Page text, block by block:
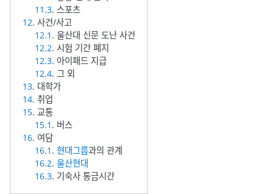
11.3. 스포츠
12. 사건/사고
12.1 . 울산대 신문 도난 사건
12.2. 시험 기간 폐지
12.3. 아이패드 지급
12.4. 그 외
13. 대학가
14. 취업
15. 교통
15.1 . 버스
16. 여담
16.1 .현대그룹과의 관계
16.2.울산현대
16.3. 기숙사 통금시간